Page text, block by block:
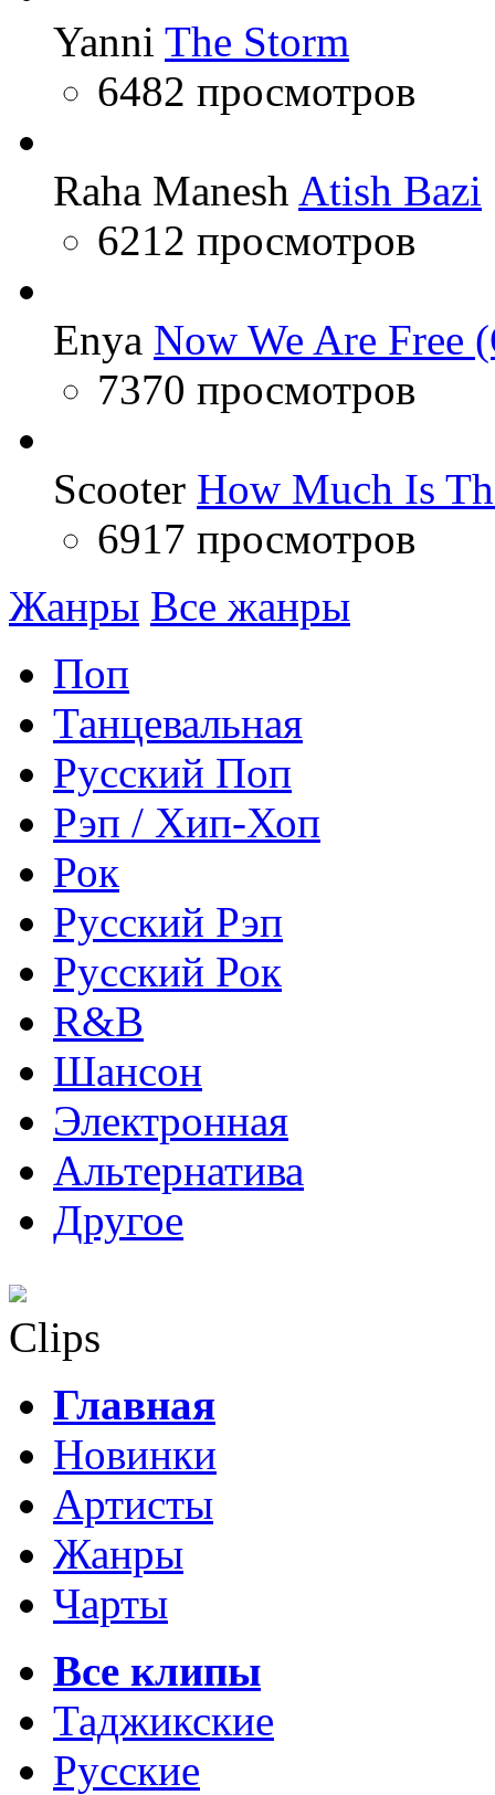
Yanni The Storm
6482 просмотров
Raha Manesh Atish Bazi
6212 просмотров
Enya Now We Are Free
7370 просмотров
Scooter How Much Is
6917 просмотров
Жанры Все жанры
Поп
Танцевальная
Русский Поп
Рэп / Хип-Хоп
Рок
Русский Рэп
Русский Рок
R&B
Шансон
Электронная
Альтернатива
Другое
Clips
Главная
Новинки
Артисты
Жанры
Чарты
Все клипы
Таджикские
Русские